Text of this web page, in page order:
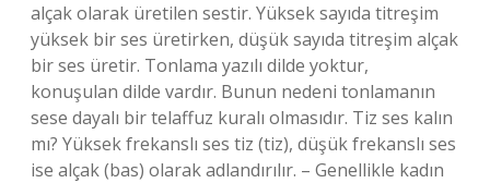
alçak olarak üretilen sestir. Yüksek sayıda titreşim
yüksek bir ses üretirken, düşük sayıda titreşim alçak
bir ses üretir. Tonlama yazılı dilde yoktur,
konuşulan dilde vardır. Bunun nedeni tonlamanın
sese dayalı bir telaffuz kuralı olmasıdır. Tiz ses kalın
mı? Yüksek frekanslı ses tiz (tiz), düşük frekanslı ses
ise alçak (bas) olarak adlandırılır. – Genellikle kadın